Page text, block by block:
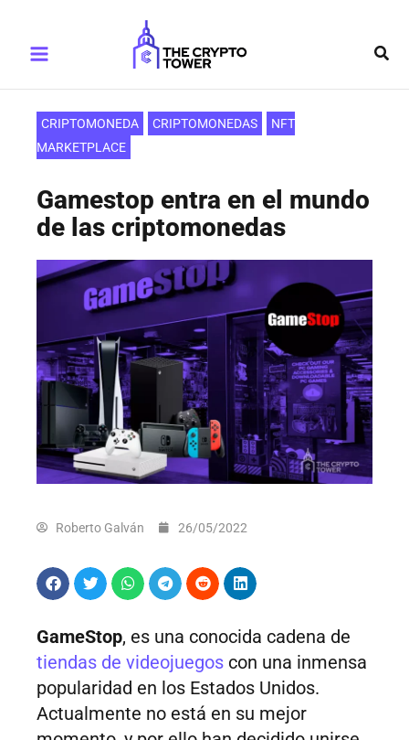
contenido
Menu
CRIPTOMONEDA CRIPTOMONEDAS
NFT
MARKETPLACE
Gamestop entra en el mundo
de las criptomonedas
Roberto Galván 26/05/2022
GameStop, es una conocida cadena de
tiendas de videojuegos con una inmensa
popularidad en los Estados Unidos.
Actualmente no está en su mejor